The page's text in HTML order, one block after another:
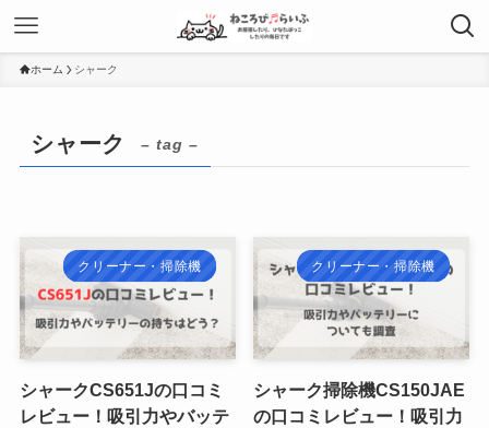
ホーム シャーク
シャーク – tag –
クリーナー・掃除機
シャークCS651Jの口コミ
レビュー！吸引力やバッテ
クリーナー・掃除機
シャーク掃除機CS150JAE
の口コミレビュー！吸引力